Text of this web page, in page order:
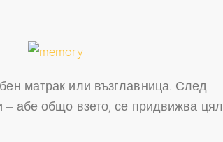
матрак или възглавница. След
– абе общо взето, се придвижва цял